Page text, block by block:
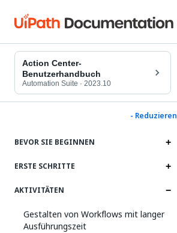
Action Center-
Benutzerhandbuch
Automation Suite · 2023.10
- Reduzieren
BEVOR SIE BEGINNEN
ERSTE SCHRITTE
AKTIVITÄTEN
Gestalten von Workflows mit langer
Ausführungszeit